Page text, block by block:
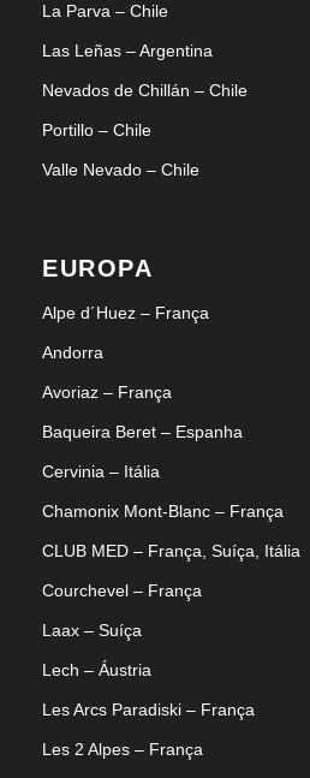
La Parva – Chile
Las Leñas – Argentina
Nevados de Chillán – Chile
Portillo – Chile
Valle Nevado – Chile
EUROPA
Alpe d´Huez – França
Andorra
Avoriaz – França
Baqueira Beret – Espanha
Cervinia – Itália
Chamonix Mont-Blanc – França
CLUB MED – França, Suíça, Itália
Courchevel – França
Laax – Suíça
Lech – Áustria
Les Arcs Paradiski – França
Les 2 Alpes – França